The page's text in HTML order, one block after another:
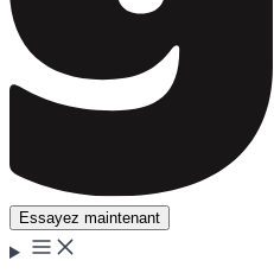
Essayez maintenant